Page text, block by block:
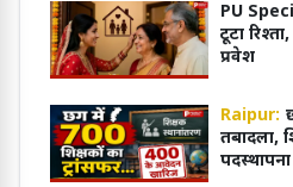
PU
टूटा
प्रवेश
Raipur:
तबादला,